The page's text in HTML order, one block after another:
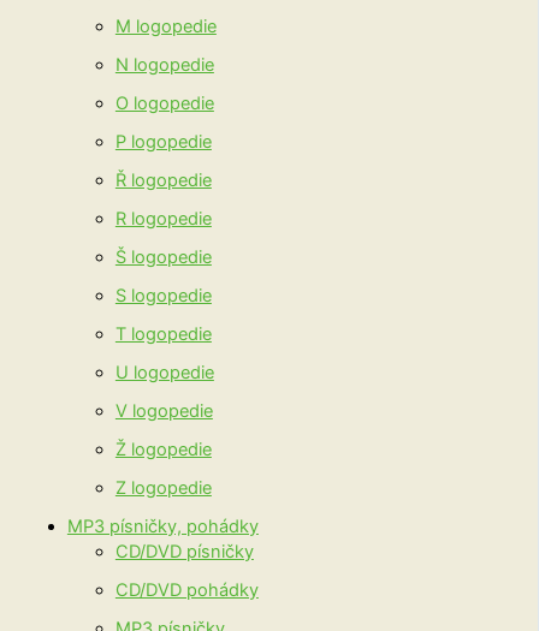
M logopedie
N logopedie
O logopedie
P logopedie
Ř logopedie
R logopedie
Š logopedie
S logopedie
T logopedie
U logopedie
V logopedie
Ž logopedie
Z logopedie
MP3 písničky, pohádky
CD/DVD písničky
CD/DVD pohádky